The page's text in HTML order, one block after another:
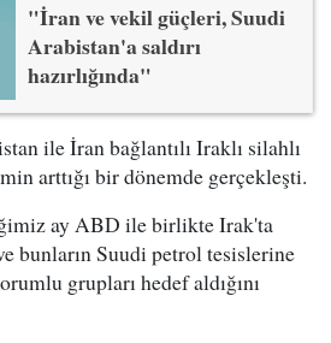
"İran ve vekil güçleri, Suudi
Arabistan'a saldırı
hazırlığında"
ile İran bağlantılı Iraklı silahlı
arttığı bir dönemde gerçekleşti.
ay ABD ile birlikte Irak'ta
bunların Suudi petrol tesislerine
grupları hedef aldığını